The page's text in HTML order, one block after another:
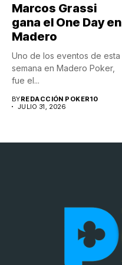
Marcos Grassi
gana el One Day en
Madero
Uno de los eventos de esta
semana en Madero Poker,
fue el...
BYREDACCIÓN POKER10
JULIO 31, 2026